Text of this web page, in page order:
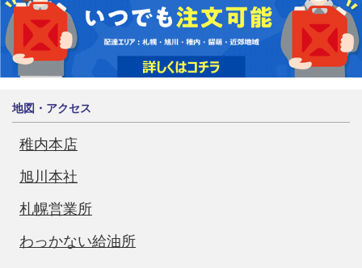
地図・アクセス
稚内本店
旭川本社
札幌営業所
わっかない給油所